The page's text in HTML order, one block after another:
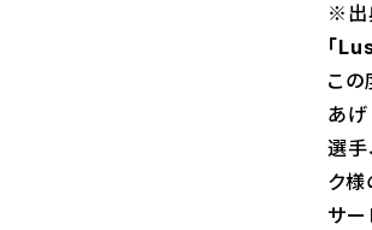
※出
「
この
あげ
選手
ク様
サー